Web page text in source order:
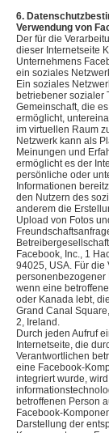
6.
Verwendung von
Der für die
dieser Internetseite
Unternehmens
ein soziales
Ein soziales
betriebener sozialer
Gemeinschaft, die
ermöglicht,
im virtuellen Raum
Netzwerk kann als
Meinungen und
ermöglicht es der
persönliche oder
Informationen
den Nutzern des
anderem die
Upload von Fotos
Facebook, Inc., 1
94025, USA. Für die
personenbezogener
wenn eine
oder Kanada lebt,
Grand Canal
2, Ireland.
Durch jeden Aufruf
Internetseite, die
Verantwortlichen
eine Facebook-
integriert wurde,
betroffenen Person
Facebook-
Darstellung der